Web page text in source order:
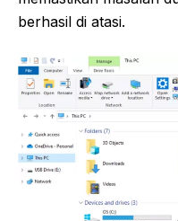
berhasil di atasi.